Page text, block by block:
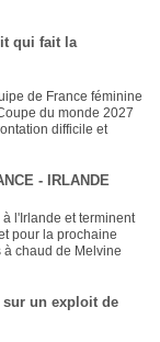
qui fait la
de France féminine
du monde 2027
difficile et
- IRLANDE
l'Irlande et terminent
pour la prochaine
chaud de Melvine
sur un exploit de